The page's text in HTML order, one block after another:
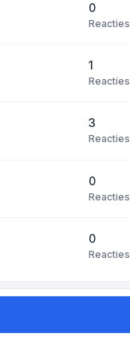
0
Reacties
1
Reacties
3
Reacties
0
Reacties
0
Reacties